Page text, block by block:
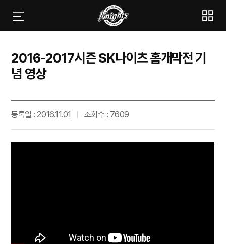
2016-2017시즌 SK나이츠 홈개막전 기
념 영상
등록일 : 2016.11.01 조회수 : 7609